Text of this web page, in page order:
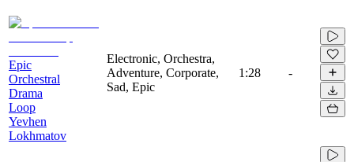
Epic
Orchestral
Drama
Loop
Yevhen
Lokhmatov
Electronic, Orchestra,
Adventure, Corporate,
Sad, Epic
1:28 -